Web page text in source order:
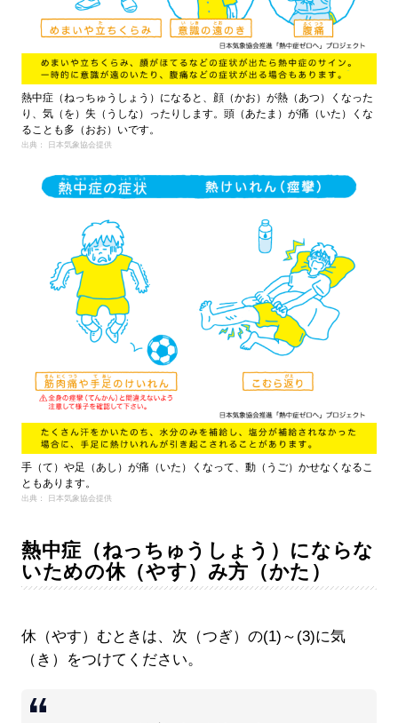
熱中症（ねっちゅうしょう）になると、顔（かお）が熱（あつ）くなった
り、気（を）失（うしな）ったりします。頭（あたま）が痛（いた）くな
ることも多（おお）いです。
出典： 日本気象協会提供
手（て）や足（あし）が痛（いた）くなって、動（うご）かせなくなるこ
ともあります。
出典： 日本気象協会提供
熱中症（ねっちゅうしょう）にならな
いための休（やす）み方（かた）
休（やす）むときは、次（つぎ）の(1)～(3)に気
（き）をつけてください。